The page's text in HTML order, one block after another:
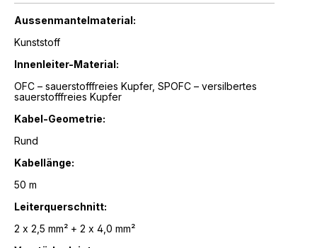
Aussenmantelmaterial:
Kunststoff
Innenleiter-Material:
OFC – sauerstofffreies Kupfer, SPOFC – versilbertes
sauerstofffreies Kupfer
Kabel-Geometrie:
Rund
Kabellänge:
50 m
Leiterquerschnitt:
2 x 2,5 mm² + 2 x 4,0 mm²